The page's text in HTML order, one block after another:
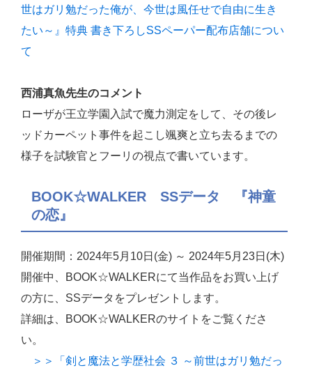
世はガリ勉だった俺が、今世は風任せで自由に生き
たい～』特典 書き下ろしSSペーパー配布店舗につい
て
西浦真魚先生のコメント
ローザが王立学園入試で魔力測定をして、その後レ
ッドカーペット事件を起こし颯爽と立ち去るまでの
様子を試験官とフーリの視点で書いています。
BOOK☆WALKER SSデータ 『神童
の恋』
開催期間：2024年5月10日(金) ～ 2024年5月23日(木)
開催中、BOOK☆WALKERにて当作品をお買い上げ
の方に、SSデータをプレゼントします。
詳細は、BOOK☆WALKERのサイトをご覧くださ
い。
＞＞「剣と魔法と学歴社会 ３ ～前世はガリ勉だっ